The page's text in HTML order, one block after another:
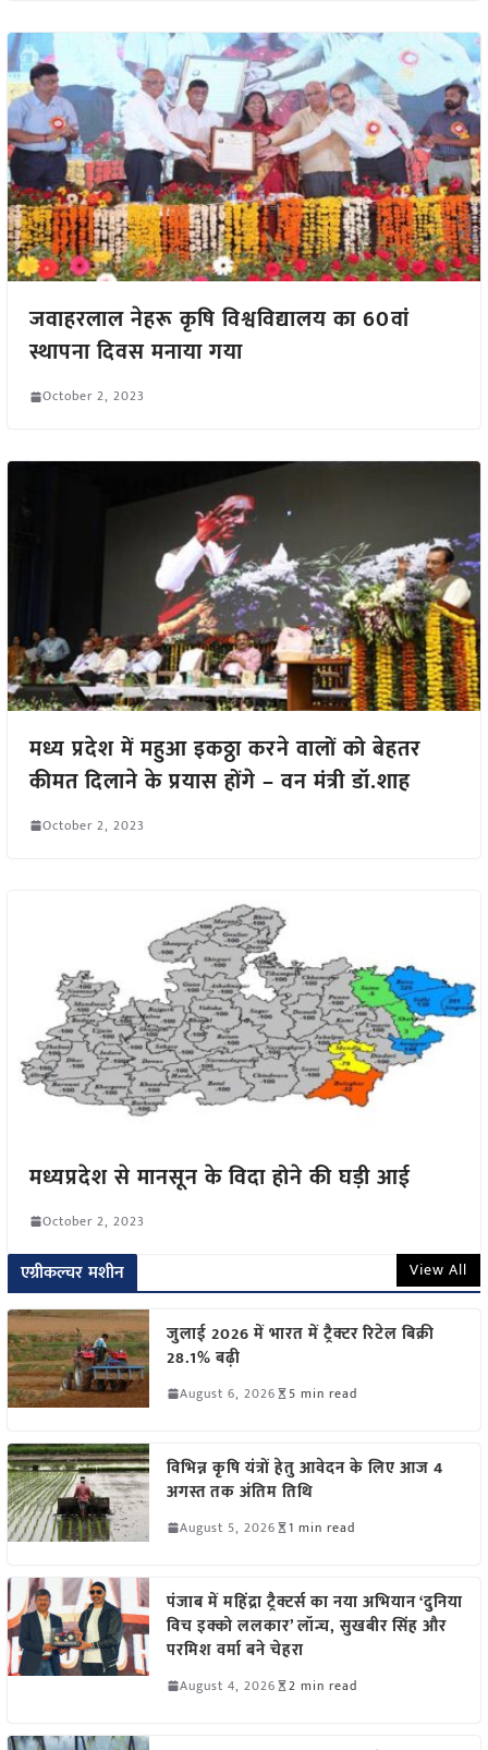
जवाहरलाल नेहरू कृषि विश्वविद्यालय का 60वां
स्थापना दिवस मनाया गया
October 2, 2023
मध्य प्रदेश में महुआ इकठ्ठा करने वालों को बेहतर
कीमत दिलाने के प्रयास होंगे – वन मंत्री डॉ.शाह
October 2, 2023
मध्यप्रदेश से मानसून के विदा होने की घड़ी आई
October 2, 2023
एग्रीकल्चर मशीन View All
जुलाई 2026 में भारत में ट्रैक्टर रिटेल बिक्री
28.1% बढ़ी
August 6, 2026 5 min read
विभिन्न कृषि यंत्रों हेतु आवेदन के लिए आज 4
अगस्त तक अंतिम तिथि
August 5, 2026 1 min read
पंजाब में महिंद्रा ट्रैक्टर्स का नया अभियान ‘दुनिया
विच इक्को ललकार’ लॉन्च, सुखबीर सिंह और
परमिश वर्मा बने चेहरा
August 4, 2026 2 min read